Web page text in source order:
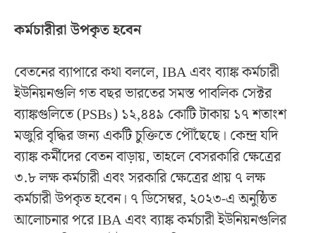
কর্মচারীরা উপকৃত হবেন
বেতনের ব্যাপারে কথা বললে, IBA এবং ব্যাঙ্ক কর্মচারী
ইউনিয়নগুলি গত বছর ভারতের সমস্ত পাবলিক সেক্টর
ব্যাঙ্কগুলিতে (PSBs) ১২,৪৪৯ কোটি টাকায় ১৭ শতাংশ
মজুরি বৃদ্ধির জন্য একটি চুক্তিতে পৌঁছেছে। কেন্দ্র যদি
ব্যাঙ্ক কর্মীদের বেতন বাড়ায়, তাহলে বেসরকারি ক্ষেত্রের
৩.৮ লক্ষ কর্মচারী এবং সরকারি ক্ষেত্রের প্রায় ৭ লক্ষ
কর্মচারী উপকৃত হবেন। ৭ ডিসেম্বর, ২০২৩-এ অনুষ্ঠিত
আলোচনার পরে IBA এবং ব্যাঙ্ক কর্মচারী ইউনিয়নগুলির